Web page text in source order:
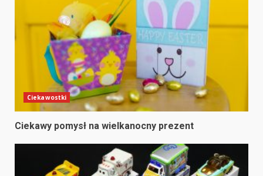
Ciekawostki
Ciekawy pomysł na wielkanocny prezent